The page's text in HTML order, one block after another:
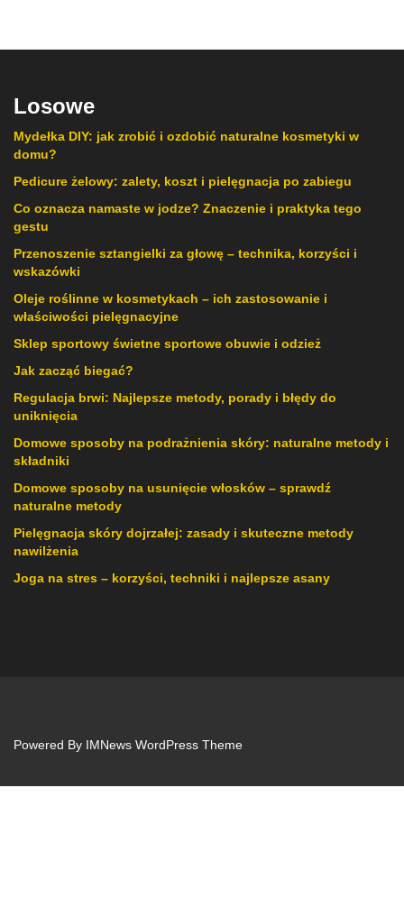
Losowe
Mydełka DIY: jak zrobić i ozdobić naturalne kosmetyki w
domu?
Pedicure żelowy: zalety, koszt i pielęgnacja po zabiegu
Co oznacza namaste w jodze? Znaczenie i praktyka tego
gestu
Przenoszenie sztangielki za głowę – technika, korzyści i
wskazówki
Oleje roślinne w kosmetykach – ich zastosowanie i
właściwości pielęgnacyjne
Sklep sportowy świetne sportowe obuwie i odzież
Jak zacząć biegać?
Regulacja brwi: Najlepsze metody, porady i błędy do
uniknięcia
Domowe sposoby na podrażnienia skóry: naturalne metody i
składniki
Domowe sposoby na usunięcie włosków – sprawdź
naturalne metody
Pielęgnacja skóry dojrzałej: zasady i skuteczne metody
nawilżenia
Joga na stres – korzyści, techniki i najlepsze asany
Powered By IMNews WordPress Theme